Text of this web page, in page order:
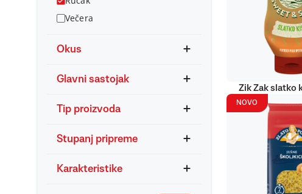
Večera
Okus
Glavni sastojak
Tip proizvoda
Stupanj pripreme
Karakteristike
Zik Zak slatko
NOVO